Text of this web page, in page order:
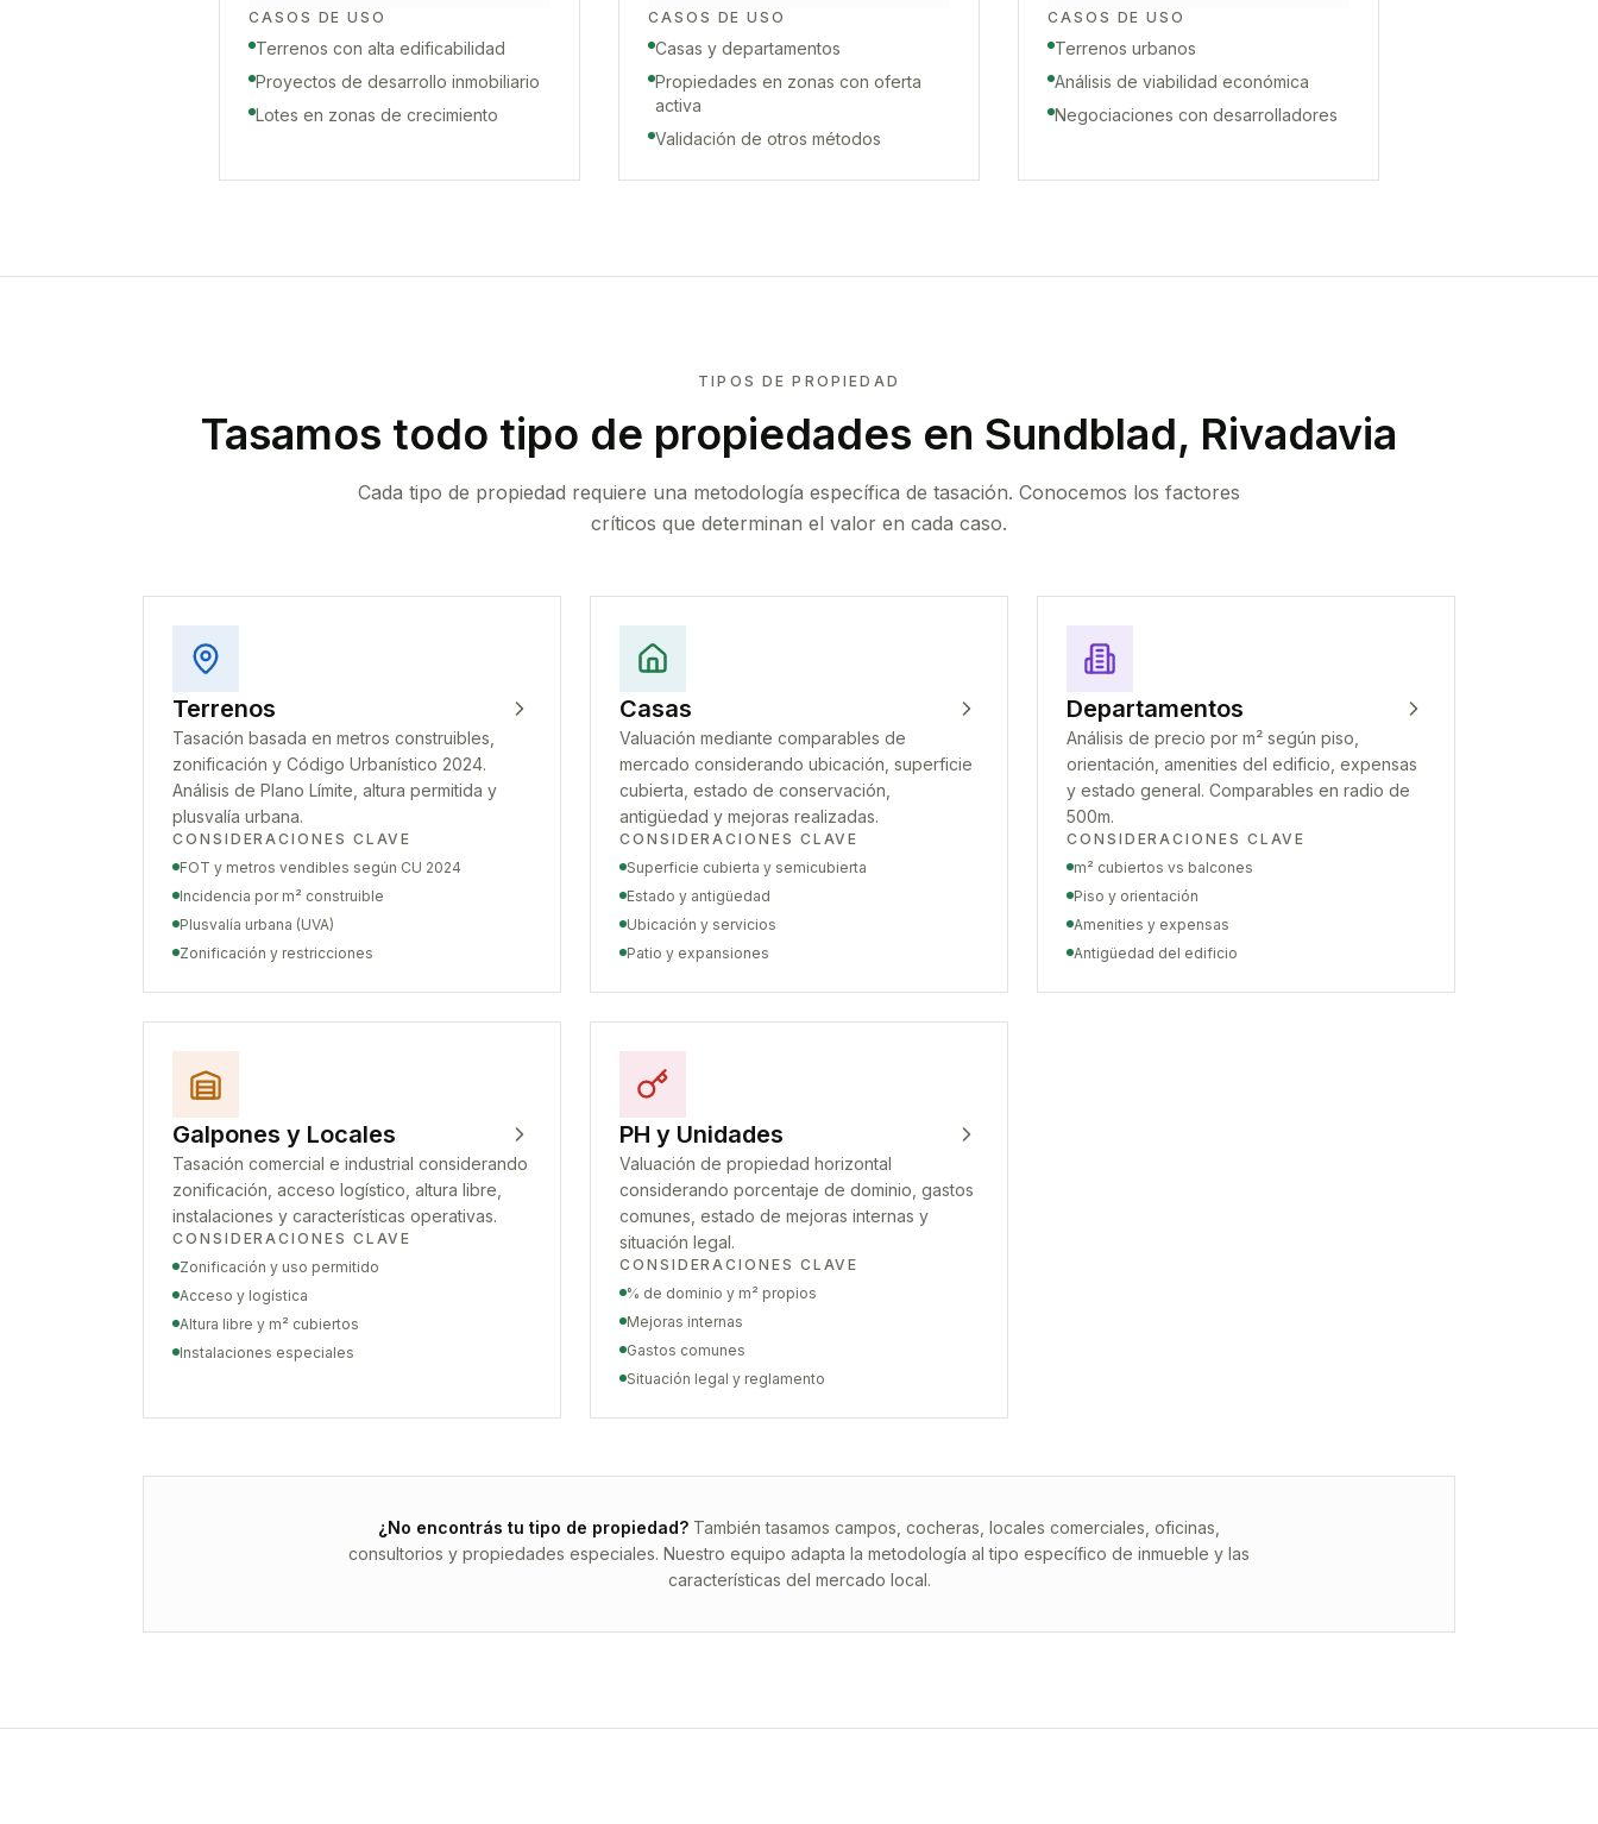
CASOS DE USO
Terrenos con alta edificabilidad
Proyectos de desarrollo inmobiliario
Lotes en zonas de crecimiento
CASOS DE USO
Casas y departamentos
Propiedades en zonas con oferta
activa
Validación de otros métodos
CASOS DE USO
Terrenos urbanos
Análisis de viabilidad económica
Negociaciones con desarrolladores
TIPOS DE PROPIEDAD
Tasamos todo tipo de propiedades en Sundblad, Rivadavia
Cada tipo de propiedad requiere una metodología específica de tasación. Conocemos los factores
críticos que determinan el valor en cada caso.
Terrenos
Tasación basada en metros construibles,
zonificación y Código Urbanístico 2024.
Análisis de Plano Límite, altura permitida y
plusvalía urbana.
CONSIDERACIONES CLAVE
FOT y metros vendibles según CU 2024
Incidencia por m² construible
Plusvalía urbana (UVA)
Zonificación y restricciones
Casas
Valuación mediante comparables de
mercado considerando ubicación, superficie
cubierta, estado de conservación,
antigüedad y mejoras realizadas.
CONSIDERACIONES CLAVE
Superficie cubierta y semicubierta
Estado y antigüedad
Ubicación y servicios
Patio y expansiones
Departamentos
Análisis de precio por m² según piso,
orientación, amenities del edificio, expensas
y estado general. Comparables en radio de
500m.
CONSIDERACIONES CLAVE
m² cubiertos vs balcones
Piso y orientación
Amenities y expensas
Antigüedad del edificio
Galpones y Locales
Tasación comercial e industrial considerando
zonificación, acceso logístico, altura libre,
instalaciones y características operativas.
CONSIDERACIONES CLAVE
Zonificación y uso permitido
Acceso y logística
Altura libre y m² cubiertos
Instalaciones especiales
PH y Unidades
Valuación de propiedad horizontal
considerando porcentaje de dominio, gastos
comunes, estado de mejoras internas y
situación legal.
CONSIDERACIONES CLAVE
% de dominio y m² propios
Mejoras internas
Gastos comunes
Situación legal y reglamento
¿No encontrás tu tipo de propiedad? También tasamos campos, cocheras, locales comerciales, oficinas,
consultorios y propiedades especiales. Nuestro equipo adapta la metodología al tipo específico de inmueble y las
características del mercado local.